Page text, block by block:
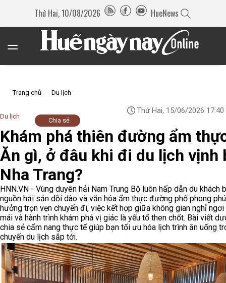
Thứ Hai, 10/08/2026 HueNews
Trang chủ Du lịch
Du lịch
Thứ Hai, 15/06/2026 17:40
Chia sẻ
Khám phá thiên đường ẩm
Ăn gì, ở đâu khi đi du lịch vịnh
Nha Trang?
HNN.VN - Vùng duyên hải Nam Trung Bộ luôn hấp dẫn du khách
nguồn hải sản dồi dào và văn hóa ẩm thực đường phố phong
hưởng trọn vẹn chuyến đi, việc kết hợp giữa không gian nghỉ
mái và hành trình khám phá vị giác là yếu tố then chốt. Bài viết
chia sẻ cẩm nang thực tế giúp bạn tối ưu hóa lịch trình ăn uống
chuyến du lịch sắp tới.